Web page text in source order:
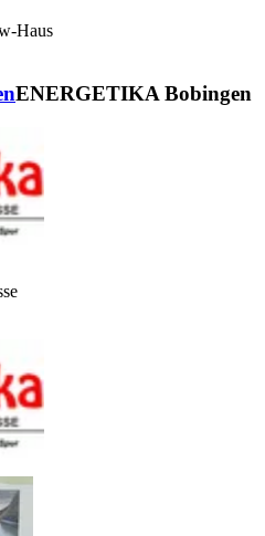
Haus
ENERGETIKA Bobingen